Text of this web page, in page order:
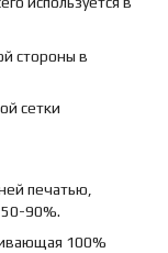
стороны в
сетки
печатью,
50-90%.
100%